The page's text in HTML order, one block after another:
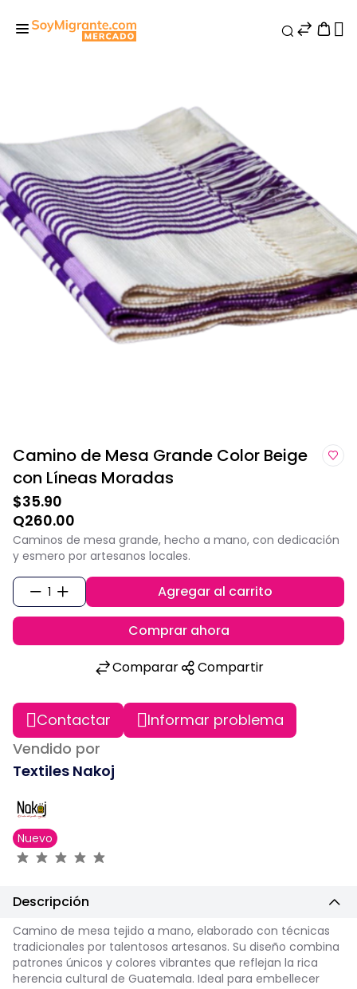
Camino de Mesa Grande Color Beige
con Líneas Moradas
$35.90
Q260.00
Caminos de mesa grande, hecho a mano, con dedicación
y esmero por artesanos locales.
1 Agregar al carrito
Comprar ahora
Comparar
Compartir
Contactar
Informar problema
Vendido por
Textiles Nakoj
Nuevo
Descripción
Camino de mesa tejido a mano, elaborado con técnicas
tradicionales por talentosos artesanos. Su diseño combina
patrones únicos y colores vibrantes que reflejan la rica
herencia cultural de Guatemala. Ideal para embellecer